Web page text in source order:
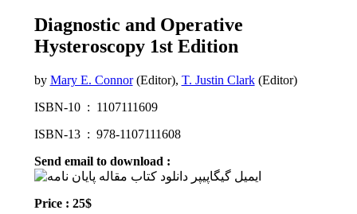
Diagnostic and Operative
Hysteroscopy 1st Edition
by Mary E. Connor(Editor), T. Justin Clark(Editor)
ISBN-10 ‏ : ‎ 1107111609
ISBN-13 ‏ : ‎ 978-1107111608
Send email to download :
Price : 25$